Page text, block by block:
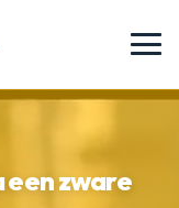
een zware